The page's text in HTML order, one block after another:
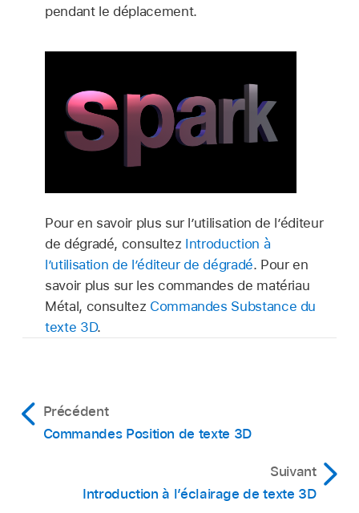
pendant le déplacement.
Pour en savoir plus sur l’utilisation de l’éditeur
de dégradé, consultez Introduction à
l’utilisation de l’éditeur de dégradé. Pour en
savoir plus sur les commandes de matériau
Métal, consultez Commandes Substance du
texte 3D.
Précédent
Commandes Position de texte 3D
Suivant
Introduction à l’éclairage de texte 3D